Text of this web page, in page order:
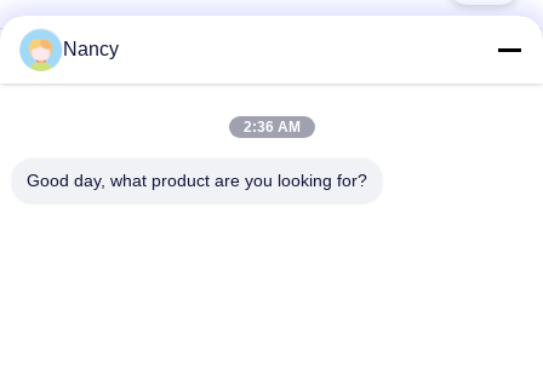
Stofopvangfilterzakken
Nancy
2:36 AM
Good day, what product are you looking for?